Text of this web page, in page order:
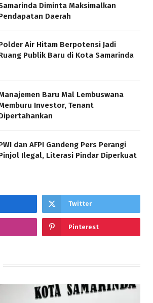
Diminta Maksimalkan
Daerah
Air Hitam Berpotensi Jadi
Publik Baru di Kota Samarinda
Baru Mal Lembuswana
Investor, Tenant
dan AFPI Gandeng Pers Perangi
Ilegal, Literasi Pindar Diperkuat
Twitter
Pinterest